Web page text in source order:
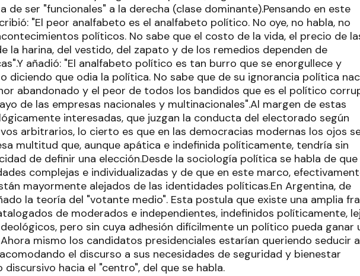
de ser "funcionales" a la derecha (clase dominante).Pensando en este
"El peor analfabeto es el analfabeto político. No oye, no habla, no
políticos. No sabe que el costo de la vida, el precio de
la harina, del vestido, del zapato y de los remedios dependen de
añadió: "El analfabeto político es tan burro que se enorgullece y
diciendo que odia la política. No sabe que de su ignorancia política
abandonado y el peor de todos los bandidos que es el político
de las empresas nacionales y multinacionales".Al margen de estas
interesadas, que juzgan la conducta del electorado según
arbitrarios, lo cierto es que en las democracias modernas los ojos
multitud que, aunque apática e indefinida políticamente, tendría sin
de definir una elección.Desde la sociología política se habla de que
complejas e individualizadas y de que en este marco,
mayormente alejados de las identidades políticas.En Argentina, de
la teoría del "votante medio". Esta postula que existe una amplia
de moderados e independientes, indefinidos políticamente,
pero sin cuya adhesión difícilmente un político pueda ganar
mismo los candidatos presidenciales estarían queriendo seducir a
el discurso a sus necesidades de seguridad y bienestar
discursivo hacia el "centro", del que se habla.